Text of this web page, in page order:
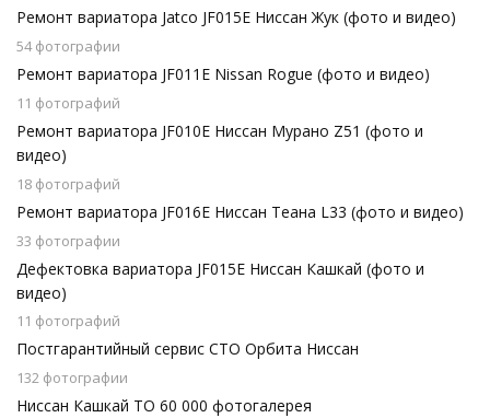
Ремонт вариатора Jatco JF015E Ниссан Жук (фото и видео)
54 фотографии
Ремонт вариатора JF011E Nissan Rogue (фото и видео)
11 фотографий
Ремонт вариатора JF010E Ниссан Мурано Z51 (фото и
видео)
18 фотографий
Ремонт вариатора JF016E Ниссан Теана L33 (фото и видео)
33 фотографии
Дефектовка вариатора JF015E Ниссан Кашкай (фото и
видео)
11 фотографий
Постгарантийный сервис СТО Орбита Ниссан
132 фотографии
Ниссан Кашкай ТО 60 000 фотогалерея